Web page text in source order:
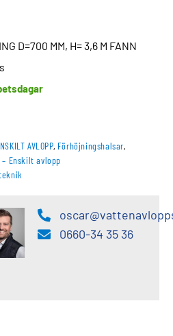
D=700 MM, H= 3,6 M FANN
AVLOPP, Förhöjningshalsar,
Enskilt avlopp
0660-34 35 36